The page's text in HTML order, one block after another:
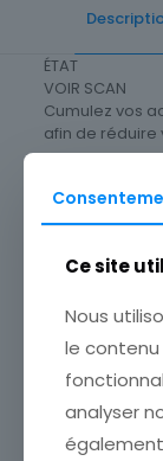
ÉTAT
VOIR SCAN
Cumulez vos
afin de réduire
Érythrée
Origine
Europe
Type
Carte postale
Thème
Produits
Ce site
Nous
le
analyser